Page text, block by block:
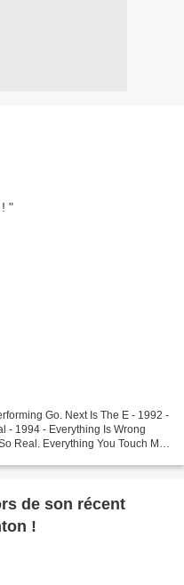
Go. Next Is The E - 1992 -
- 1994 - Everything Is Wrong
Real. Everything You Touch Me
de son récent
!